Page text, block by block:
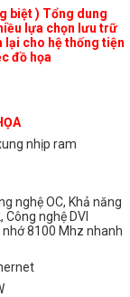
biệt ) Tổng dung
lựa chọn lưu trữ
lại cho hệ thống tiện
đồ họa
nhịp ram
nghệ OC, Khả năng
nghệ DVI
nhớ 8100 Mhz nhanh